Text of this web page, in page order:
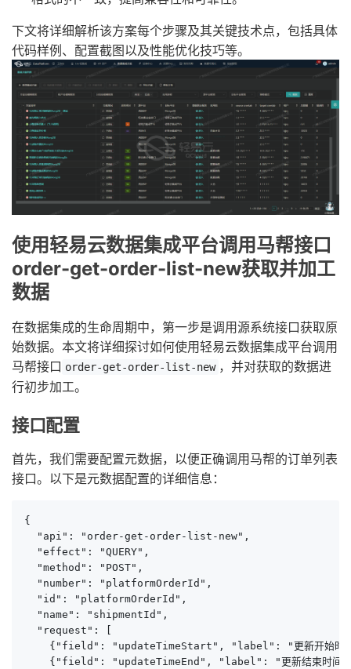
下文将详细解析该方案每个步骤及其关键技术点，包括具体
代码样例、配置截图以及性能优化技巧等。
使用轻易云数据集成平台调用马帮接口
order-get-order-list-new获取并加工
数据
在数据集成的生命周期中，第一步是调用源系统接口获取原
始数据。本文将详细探讨如何使用轻易云数据集成平台调用
马帮接口 order-get-order-list-new ，并对获取的数据进
行初步加工。
接口配置
首先，我们需要配置元数据，以便正确调用马帮的订单列表
接口。以下是元数据配置的详细信息：
{
  "api": "order-get-order-list-new",
  "effect": "QUERY",
  "method": "POST",
  "number": "platformOrderId",
  "id": "platformOrderId",
  "name": "shipmentId",
  "request": [
{"field": "updateTimeStart", "label": "更新开始
{"field": "updateTimeEnd", "label": "更新结束时